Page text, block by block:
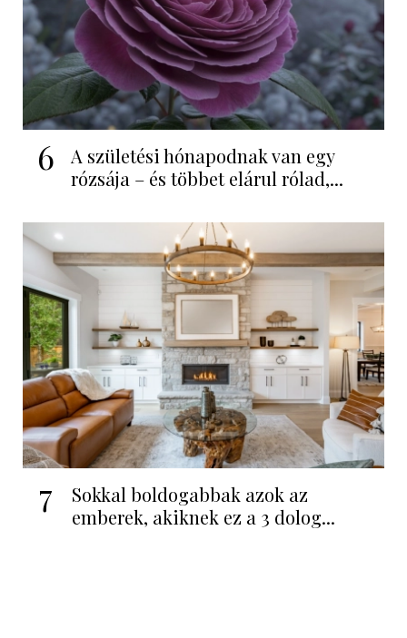
6
A születési hónapodnak van egy
rózsája – és többet elárul rólad,...
7
Sokkal boldogabbak azok az
emberek, akiknek ez a 3 dolog...